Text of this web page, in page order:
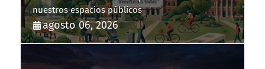
nuestros espacios públicos
agosto 06, 2026